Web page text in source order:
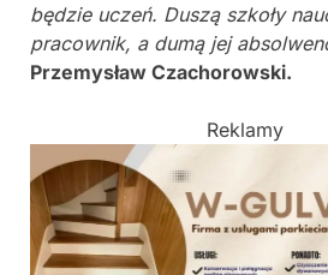
będzie uczeń. Duszą szkoły
pracownik, a dumą jej
Przemysław Czachorowski.
Reklamy